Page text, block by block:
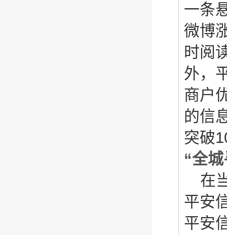
一条
微博
时阅
外，
商户
的信
突破
“全
在
平安
平安